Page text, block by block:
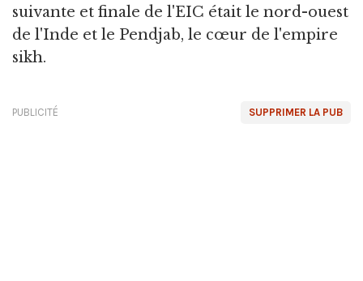
suivante et finale de l'EIC était le nord-ouest
de l'Inde et le Pendjab, le cœur de l'empire
sikh.
SUPPRIMER LA PUB
PUBLICITÉ